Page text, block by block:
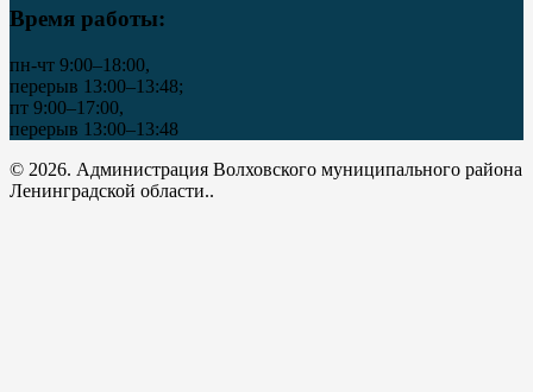
Время работы:
пн-чт 9:00–18:00,
перерыв 13:00–13:48;
пт 9:00–17:00,
перерыв 13:00–13:48
© 2026. Администрация Волховского муниципального района
Ленинградской области..